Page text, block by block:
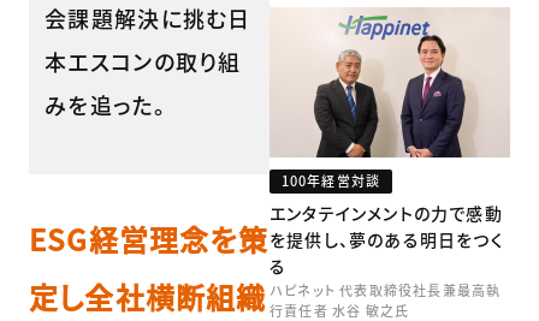
会課題解決に挑む日
本エスコンの取り組
みを追った。
ESG経営理念を策
定し全社横断組織
100年経営対談
エンタテインメントの力で感動
を提供し、夢のある明日をつく
る
ハピネット 代表取締役社長兼最高執
行責任者 水谷 敏之氏